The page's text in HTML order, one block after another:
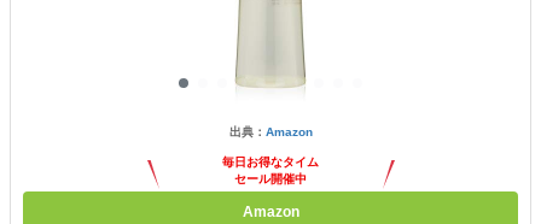
出典： Amazon
毎日お得なタイム
セール開催中
Amazon